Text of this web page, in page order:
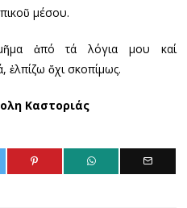
μέσου.
ἀπό τά λόγια μου καί
ὄχι σκοπίμως.
Καστοριάς